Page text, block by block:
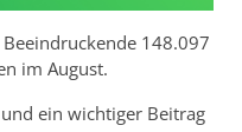
148.097
im August.
ein wichtiger Beitrag